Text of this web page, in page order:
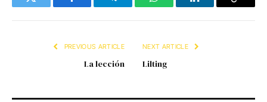
Twitter FacebookTelegramWhatsAppLinkedInCopy
PREVIOUS ARTICLE
La lección
NEXT ARTICLE
Lilting